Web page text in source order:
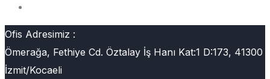
Ofis Adresimiz :
Ömerağa, Fethiye Cd. Öztalay İş Hanı Kat:1 D:173, 41300
İzmit/Kocaeli